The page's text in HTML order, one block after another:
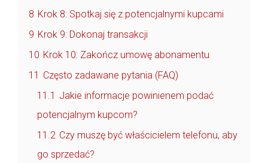
8 Krok 8: Spotkaj się z potencjalnymi kupcami
9 Krok 9: Dokonaj transakcji
10 Krok 10: Zakończ umowę abonamentu
11 Często zadawane pytania (FAQ)
11.1 Jakie informacje powinienem podać
potencjalnym kupcom?
11.2 Czy muszę być właścicielem telefonu, aby
go sprzedać?